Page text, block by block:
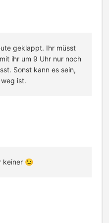
geklappt. Ihr müsst
ihr um 9 Uhr nur noch
Sonst kann es sein,
ist.
keiner 😉